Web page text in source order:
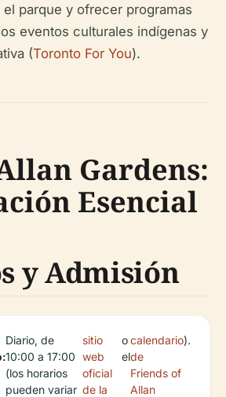
parque y ofrecer programas
eventos culturales indígenas y
(Toronto For You).
Gardens:
Esencial
y Admisión
Diario, de
10:00 a 17:00
(los horarios
pueden variar
sitio
web
oficial
de la
o
el
calendario
de
Friends of
Allan
).